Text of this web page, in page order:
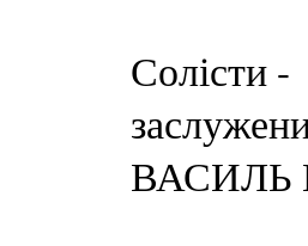
Солісти -
ВАСИЛЬ